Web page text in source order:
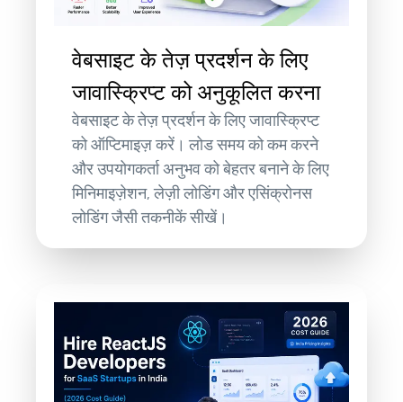
वेबसाइट के तेज़ प्रदर्शन के लिए
जावास्क्रिप्ट को अनुकूलित करना
वेबसाइट के तेज़ प्रदर्शन के लिए जावास्क्रिप्ट
को ऑप्टिमाइज़ करें। लोड समय को कम करने
और उपयोगकर्ता अनुभव को बेहतर बनाने के लिए
मिनिमाइज़ेशन, लेज़ी लोडिंग और एसिंक्रोनस
लोडिंग जैसी तकनीकें सीखें।